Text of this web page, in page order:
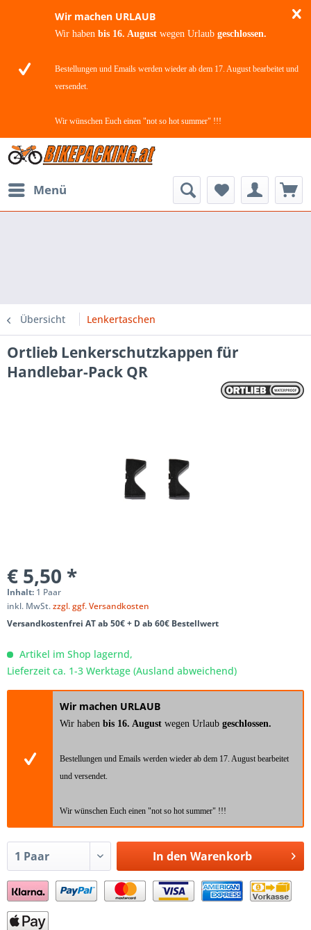
Wir machen URLAUB
Wir haben bis 16. August wegen Urlaub geschlossen.
Bestellungen und Emails werden wieder ab dem 17. August bearbeitet und
versendet.
Wir wünschen Euch einen "not so hot summer" !!!
Menü
Übersicht Lenkertaschen
Ortlieb Lenkerschutzkappen für
Handlebar-Pack QR
€ 5,50 *
Inhalt: 1 Paar
inkl. MwSt.zzgl. ggf. Versandkosten
Versandkostenfrei AT ab 50€ + D ab 60€ Bestellwert
Artikel im Shop lagernd,
Lieferzeit ca. 1-3 Werktage (Ausland abweichend)
Wir machen URLAUB
Wir haben bis 16. August wegen Urlaub geschlossen.
Bestellungen und Emails werden wieder ab dem 17. August bearbeitet
und versendet.
Wir wünschen Euch einen "not so hot summer" !!!
In den Warenkorb